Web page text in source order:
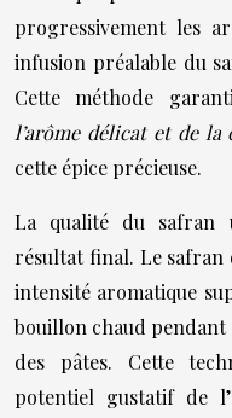
progressivement les
infusion préalable du
Cette méthode
l’arôme délicat et de la
cette épice précieuse.
La qualité du safran
résultat final. Le safran
intensité aromatique
bouillon chaud pendant
des pâtes. Cette
potentiel gustatif de